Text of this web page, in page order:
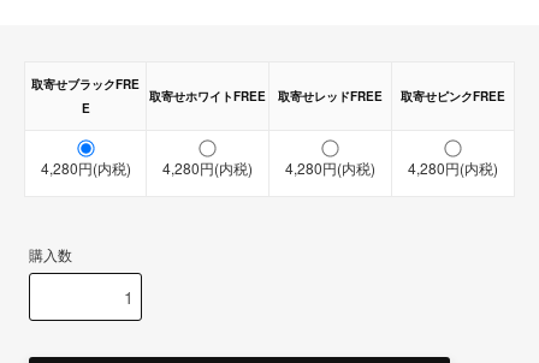
【取寄せ商品】
取寄せブラックFRE
E
取寄せホワイトFREE 取寄せレッドFREE 取寄せピンクFREE
4,280円(内税) 4,280円(内税) 4,280円(内税) 4,280円(内税)
購入数